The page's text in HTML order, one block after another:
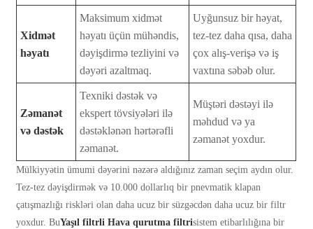
Xidmət
həyatı
Maksimum xidmət
həyatı üçün mühəndis,
dəyişdirmə tezliyini və
dəyəri azaltmaq.
Uyğunsuz bir həyat,
tez-tez daha qısa, daha
çox alış-verişə və iş
vaxtına səbəb olur.
Zəmanət
və dəstək
Texniki dəstək və
ekspert tövsiyələri ilə
dəstəklənən hərtərəfli
zəmanət.
Müştəri dəstəyi ilə
məhdud və ya
zəmanət yoxdur.
Mülkiyyətin ümumi dəyərini nəzərə aldığınız zaman seçim aydın olur.
Tez-tez dəyişdirmək və 10.000 dollarlıq bir pnevmatik klapan
çatışmazlığı riskləri olan daha ucuz bir süzgəcdən daha ucuz bir filtr
yoxdur. BuYaşıl filtrli Hava qurutma filtrisistem etibarlılığına bir